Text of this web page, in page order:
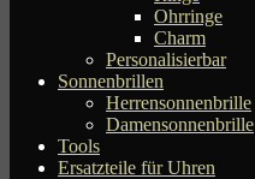
Ohrringe
Charm
Personalisierbar
Sonnenbrillen
Herrensonnenbrille
Damensonnenbrille
Tools
Ersatzteile für Uhren